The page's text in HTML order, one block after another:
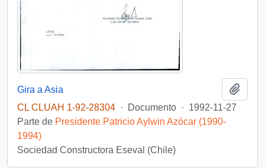
Gira a Asia
CL CLUAH 1-92-28304 · Documento · 1992-11-27
Parte de Presidente Patricio Aylwin Azócar (1990-
1994)
Sociedad Constructora Eseval (Chile)